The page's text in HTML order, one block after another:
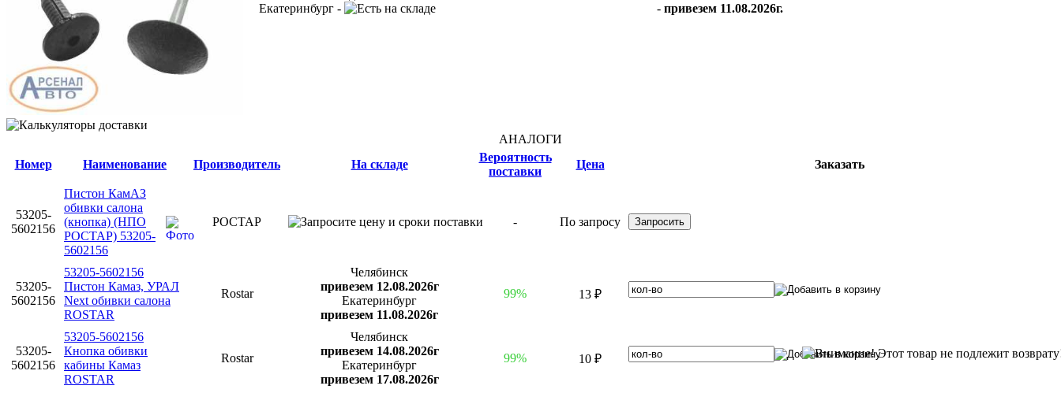
Екатеринбург -
- привезем 11.08.2026г.
АНАЛОГИ
Номер
Наименование Производитель На складе
Вероятность
поставки
Цена Заказать
53205-
5602156
Пистон КамАЗ
обивки салона
(кнопка) (НПО
РОСТАР) 53205-
5602156
РОСТАР - По запросу
53205-
5602156
53205-5602156
Пистон Камаз, УРАЛ
Next обивки салона
ROSTAR
Rostar
Челябинск
привезем 12.08.2026г
Екатеринбург
привезем 11.08.2026г
99% 13 ₽
53205-
5602156
53205-5602156
Кнопка обивки
кабины Камаз
ROSTAR
Rostar
Челябинск
привезем 14.08.2026г
Екатеринбург
привезем 17.08.2026г
99% 10 ₽